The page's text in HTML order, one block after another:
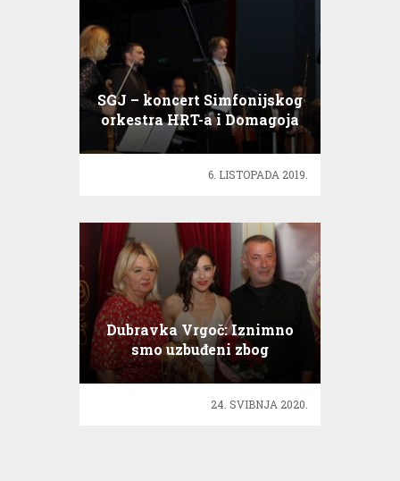
SGJ – koncert Simfonijskog
orkestra HRT-a i Domagoja
Dorotića
6. LISTOPADA 2019.
Dubravka Vrgoč: Iznimno
smo uzbuđeni zbog
ponovnog otvaranja
kazališta
24. SVIBNJA 2020.